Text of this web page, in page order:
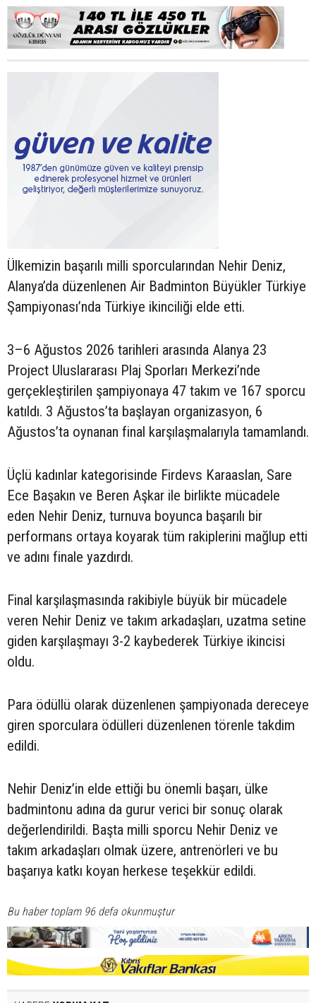
Ülkemizin başarılı milli sporcularından Nehir Deniz,
Alanya’da düzenlenen Air Badminton Büyükler Türkiye
Şampiyonası’nda Türkiye ikinciliği elde etti.
3–6 Ağustos 2026 tarihleri arasında Alanya 23
Project Uluslararası Plaj Sporları Merkezi’nde
gerçekleştirilen şampiyonaya 47 takım ve 167 sporcu
katıldı. 3 Ağustos’ta başlayan organizasyon, 6
Ağustos’ta oynanan final karşılaşmalarıyla tamamlandı.
Üçlü kadınlar kategorisinde Firdevs Karaaslan, Sare
Ece Başakın ve Beren Aşkar ile birlikte mücadele
eden Nehir Deniz, turnuva boyunca başarılı bir
performans ortaya koyarak tüm rakiplerini mağlup etti
ve adını finale yazdırdı.
Final karşılaşmasında rakibiyle büyük bir mücadele
veren Nehir Deniz ve takım arkadaşları, uzatma setine
giden karşılaşmayı 3-2 kaybederek Türkiye ikincisi
oldu.
Para ödüllü olarak düzenlenen şampiyonada dereceye
giren sporculara ödülleri düzenlenen törenle takdim
edildi.
Nehir Deniz’in elde ettiği bu önemli başarı, ülke
badmintonu adına da gurur verici bir sonuç olarak
değerlendirildi. Başta milli sporcu Nehir Deniz ve
takım arkadaşları olmak üzere, antrenörleri ve bu
başarıya katkı koyan herkese teşekkür edildi.
Bu haber toplam 96 defa okunmuştur